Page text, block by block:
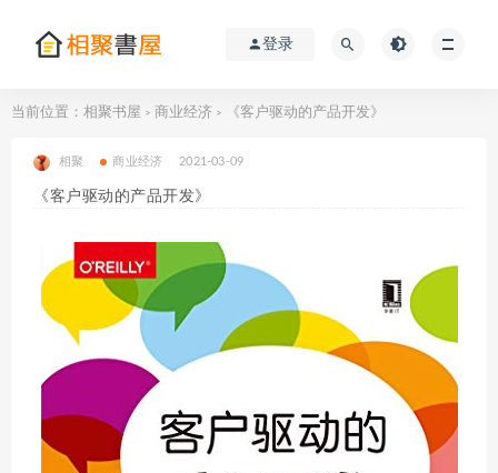
登录
当前位置： 相聚书屋 > 商业经济 > 《客户驱动的产品开发》
相聚 商业经济 2021-03-09
《客户驱动的产品开发》